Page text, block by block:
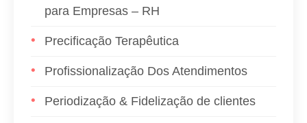
para Empresas – RH
Precificação Terapêutica
Profissionalização Dos Atendimentos
Periodização & Fidelização de clientes